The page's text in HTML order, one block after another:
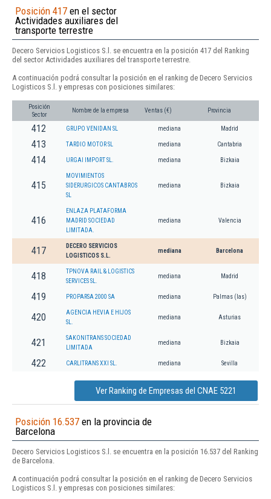
Posición 417 en el sector
Actividades auxiliares del
transporte terrestre
Decero Servicios Logisticos S.l. se encuentra en la posición 417 del Ranking
del sector Actividades auxiliares del transporte terrestre.
A continuación podrá consultar la posición en el ranking de Decero Servicios
Logisticos S.l. y empresas con posiciones similares:
Posición
Sector
Nombre de la empresa Ventas (€) Provincia
412 GRUPO VENIDAN SL mediana Madrid
413 TARDIO MOTOR SL mediana Cantabria
414 URGAI IMPORT SL. mediana Bizkaia
415
MOVIMIENTOS
SIDERURGICOS CANTABROS
SL
mediana Bizkaia
416
ENLAZA PLATAFORMA
MADRID SOCIEDAD
LIMITADA.
mediana Valencia
417
DECERO SERVICIOS
LOGISTICOS S.L.
mediana Barcelona
418
TPNOVA RAIL & LOGISTICS
SERVICES SL.
mediana Madrid
419 PROPARSA 2000 SA mediana Palmas (las)
420
AGENCIA HEVIA E HIJOS
SL.
mediana Asturias
421
SAKONITRANS SOCIEDAD
LIMITADA
mediana Bizkaia
422 CARLITRANS XXI SL. mediana Sevilla
Ver Ranking de Empresas del CNAE 5221
Posición 16.537 en la provincia de
Barcelona
Decero Servicios Logisticos S.l. se encuentra en la posición 16.537 del Ranking
de Barcelona.
A continuación podrá consultar la posición en el ranking de Decero Servicios
Logisticos S.l. y empresas con posiciones similares: